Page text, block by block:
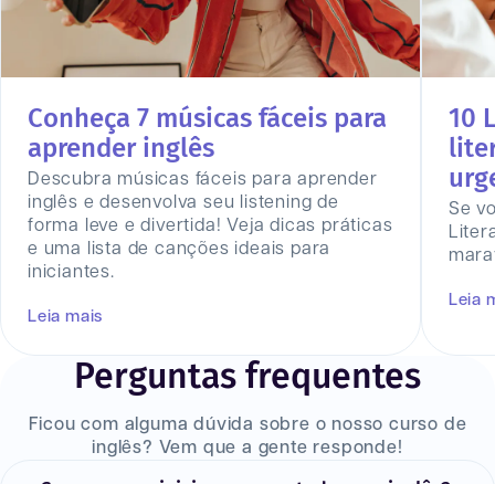
Conheça 7 músicas fáceis para
aprender inglês
Descubra músicas fáceis para aprender
inglês e desenvolva seu listening de
forma leve e divertida! Veja dicas práticas
e uma lista de canções ideais para
iniciantes.
Leia mais
10
Se
Leia
Perguntas frequentes
Ficou com alguma dúvida sobre o nosso curso de
inglês? Vem que a gente responde!